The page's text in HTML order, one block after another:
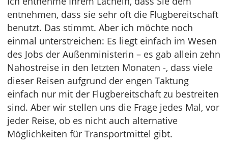
entnehmen, dass sie sehr oft die Flugbereitschaft
benutzt. Das stimmt. Aber ich möchte noch
einmal unterstreichen: Es liegt einfach im Wesen
des Jobs der Außenministerin – es gab allein zehn
Nahostreise in den letzten Monaten -, dass viele
dieser Reisen aufgrund der engen Taktung
einfach nur mit der Flugbereitschaft zu bestreiten
sind. Aber wir stellen uns die Frage jedes Mal, vor
jeder Reise, ob es nicht auch alternative
Möglichkeiten für Transportmittel gibt.